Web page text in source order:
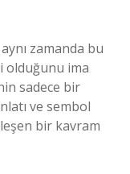
zamanda bu
olduğunu ima
sadece bir
ve sembol
bir kavram